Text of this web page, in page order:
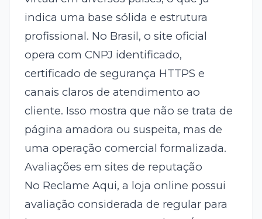
indica uma base sólida e estrutura
profissional. No Brasil, o site oficial
opera com CNPJ identificado,
certificado de segurança HTTPS e
canais claros de atendimento ao
cliente. Isso mostra que não se trata de
página amadora ou suspeita, mas de
uma operação comercial formalizada.
Avaliações em sites de reputação
No Reclame Aqui, a loja online possui
avaliação considerada de regular para